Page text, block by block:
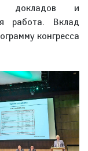
докладов и
работа. Вклад
конгресса